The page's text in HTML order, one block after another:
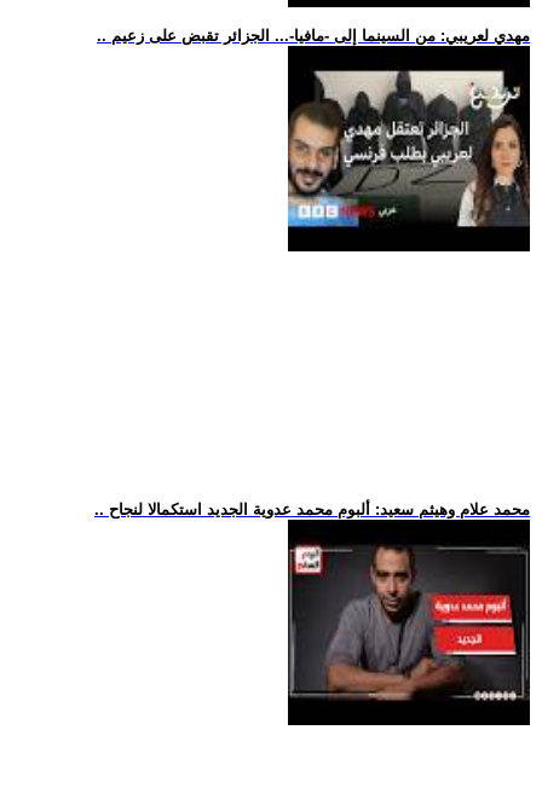
.. مهدي لعريبي: من السينما إلى -مافيا-... الجزائر تقبض على زعيم
.. محمد علام وهيثم سعيد: ألبوم محمد عدوية الجديد استكمالا لنجاح